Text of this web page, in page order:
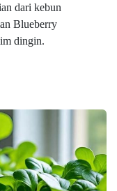
dari kebun
Blueberry
dingin.